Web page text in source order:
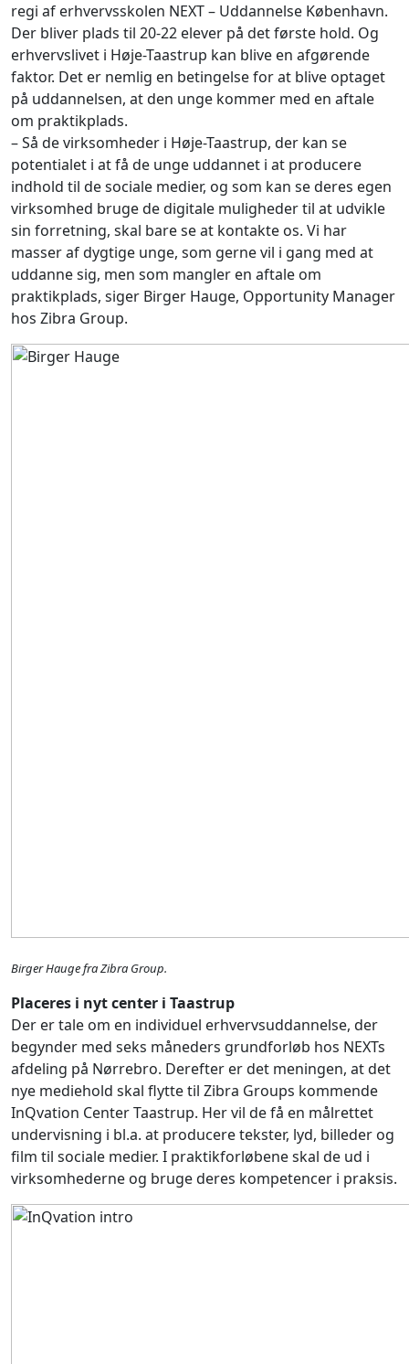
regi af erhvervsskolen NEXT – Uddannelse København.
Der bliver plads til 20-22 elever på det første hold. Og
erhvervslivet i Høje-Taastrup kan blive en afgørende
faktor. Det er nemlig en betingelse for at blive optaget
på uddannelsen, at den unge kommer med en aftale
om praktikplads.
– Så de virksomheder i Høje-Taastrup, der kan se
potentialet i at få de unge uddannet i at producere
indhold til de sociale medier, og som kan se deres egen
virksomhed bruge de digitale muligheder til at udvikle
sin forretning, skal bare se at kontakte os. Vi har
masser af dygtige unge, som gerne vil i gang med at
uddanne sig, men som mangler en aftale om
praktikplads, siger Birger Hauge, Opportunity Manager
hos Zibra Group.
Birger Hauge fra Zibra Group.
Placeres i nyt center i Taastrup
Der er tale om en individuel erhvervsuddannelse, der
begynder med seks måneders grundforløb hos NEXTs
afdeling på Nørrebro. Derefter er det meningen, at det
nye mediehold skal flytte til Zibra Groups kommende
InQvation Center Taastrup. Her vil de få en målrettet
undervisning i bl.a. at producere tekster, lyd, billeder og
film til sociale medier. I praktikforløbene skal de ud i
virksomhederne og bruge deres kompetencer i praksis.